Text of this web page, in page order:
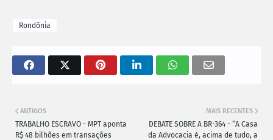
Rondônia
MAIS RECENTES
DEBATE SOBRE A BR-364 - “A Casa
da Advocacia é, acima de tudo, a
ANTIGOS
TRABALHO ESCRAVO - MPT aponta
R$ 48 bilhões em transações